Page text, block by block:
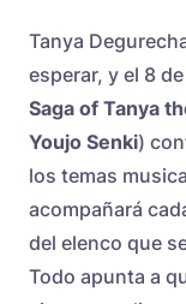
Tanya
esperar, y el 8
Saga of Tanya
Youjo Senki)
los temas
acompañará
del elenco que
Todo apunta a